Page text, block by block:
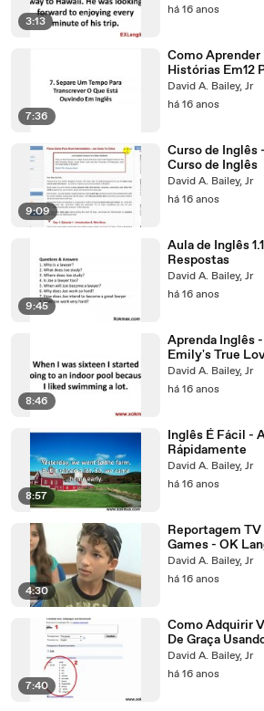
3:13
há 16 anos
7:36
Como
Histórias Em12
David A. Bailey, Jr
há 16 anos
9:09
Curso de Inglês
Curso de Inglês
David A. Bailey, Jr
há 16 anos
9:45
Aula de Inglês
Respostas
David A. Bailey, Jr
há 16 anos
8:46
Aprenda Inglês - Mini-história 1:
Emily's True
David A. Bailey, Jr
há 16 anos
8:57
Inglês É Fácil -
Rápidamente
David A. Bailey, Jr
há 16 anos
4:30
Reportagem
Games - OK
David A. Bailey, Jr
há 16 anos
7:40
Como Adquirir
De Graça
David A. Bailey, Jr
há 16 anos